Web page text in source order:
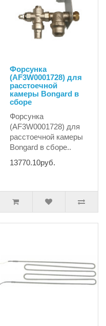
Форсунка
(AF3W0001728) для
расстоечной
камеры Bongard в
сборе
Форсунка
(AF3W0001728) для
расстоечной камеры
Bongard в сборе..
13770.10руб.